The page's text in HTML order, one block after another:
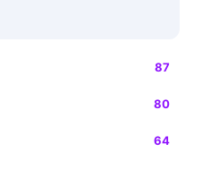
87
80
64